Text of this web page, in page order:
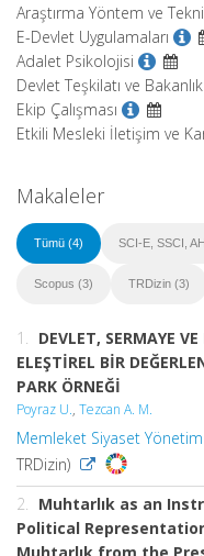
Araştırma Yöntem ve
E-Devlet Uygulamaları
Adalet Psikolojisi
Devlet Teşkilatı ve
Ekip Çalışması
Etkili Mesleki İletişim ve
Makaleler
Tümü (4) SCI-E, SSCI,
Scopus (3) TRDizin (3)
1. DEVLET, SERMAYE
ELEŞTİREL BİR
PARK ÖRNEĞİ
Poyraz U., Tezcan A. M.
Memleket Siyaset Yönetim
TRDizin)
2.
Muhtarlık as an
Political